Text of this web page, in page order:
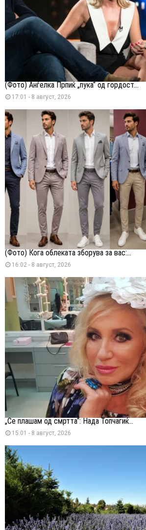
(Фото) Анѓелка Прпиќ „пука“ од гордост...
17:01 - 8 август, 2026
(Фото) Кога облеката зборува за вас:...
16:02 - 8 август, 2026
„Се плашам од смртта“: Нада Топчагиќ...
15:01 - 8 август, 2026